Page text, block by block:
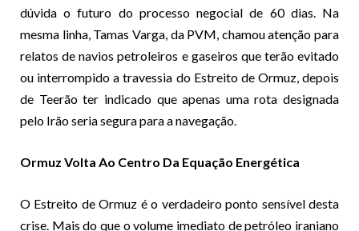
dúvida o futuro do processo negocial de 60 dias. Na
mesma linha, Tamas Varga, da PVM, chamou atenção para
relatos de navios petroleiros e gaseiros que terão evitado
ou interrompido a travessia do Estreito de Ormuz, depois
de Teerão ter indicado que apenas uma rota designada
pelo Irão seria segura para a navegação.
Ormuz Volta Ao Centro Da Equação Energética
O Estreito de Ormuz é o verdadeiro ponto sensível desta
crise. Mais do que o volume imediato de petróleo iraniano